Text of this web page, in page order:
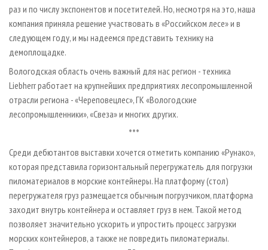
раз и по числу экспонентов и посетителей. Но, несмотря на это, наша
компания приняла решение участвовать в «Российском лесе» и в
следующем году, и мы надеемся представить технику на
демоплощадке.
Вологодская область очень важный для нас регион - техника
Liebherr работает на крупнейших предприятиях лесопромышленной
отрасли региона - «Череповецлес», ГК «Вологодские
лесопромышленники», «Свеза» и многих других.
***
Среди дебютантов выставки хочется отметить компанию «Рунако»,
которая представила горизонтальный перегружатель для погрузки
пиломатериалов в морские контейнеры. На платформу (стол)
перегружателя груз размещается обычным погрузчиком, платформа
заходит внутрь контейнера и оставляет груз в нем. Такой метод
позволяет значительно ускорить и упростить процесс загрузки
морских контейнеров, а также не повредить пиломатериалы.